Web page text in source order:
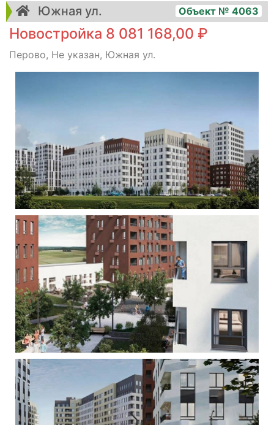
Южная ул. Объект № 4063
Новостройка 8 081 168,00 ₽
Перово, Не указан, Южная ул.